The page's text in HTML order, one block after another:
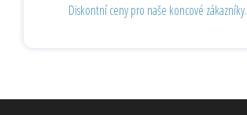
Diskontní ceny pro naše koncové zákazníky.